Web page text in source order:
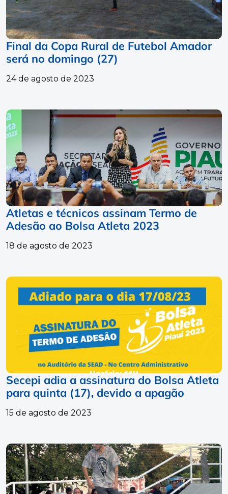
Final da Copa Rural de Futebol Amador
será no domingo (27)
24 de agosto de 2023
Atletas e técnicos assinam Termo de
Adesão ao Bolsa Atleta 2023
18 de agosto de 2023
Secepi adia a assinatura do Bolsa Atleta
para quinta (17), devido a apagão
15 de agosto de 2023